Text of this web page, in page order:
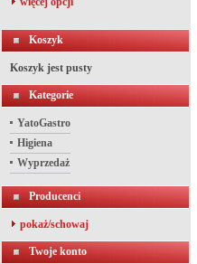
Koszyk
Koszyk jest pusty
Kategorie
YatoGastro
Higiena
Wyprzedaż
Producenci
pokaż/schowaj
Twoje konto